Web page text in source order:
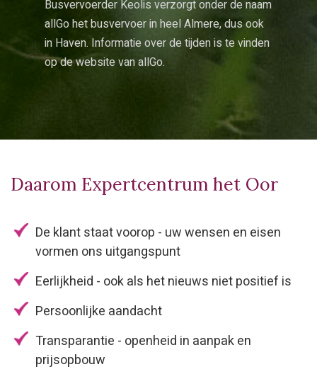
Busvervoerder Keolis verzorgt onder de naam
allGo het busvervoer in heel Almere, dus ook
in Haven. Informatie over de tijden is te vinden
op de website vanallGo.
Daarom Expertcentrum het Oor
De klant staat voorop - uw wensen en eisen
vormen ons uitgangspunt
Eerlijkheid - ook als het nieuws niet positief is
Persoonlijke aandacht
Transparantie - openheid in aanpak en
prijsopbouw